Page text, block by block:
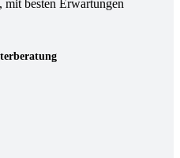
besten Erwartungen